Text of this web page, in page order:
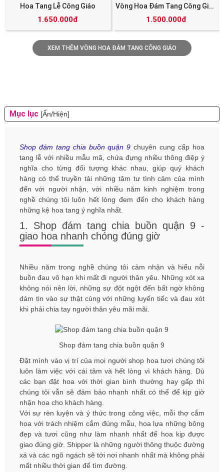
Hoa Tang Lễ Công Giáo
1.650.000đ
Vòng Hoa Đám Tang Công Giáo
1.500.000đ
XEM THÊM VÒNG HOA ĐÁM TANG CÔNG GIÁO
Mục lục [Ẩn/Hiện]
Shop đám tang chia buồn quận 9 chuyên cung cấp hoa
tang lễ với nhiều mẫu mã, chứa đựng nhiều thông điệp ý
nghĩa cho từng đối tượng khác nhau, giúp quý khách
hàng có thể truyền tải những tâm tư tình cảm của mình
đến với người nhận, với nhiều năm kinh nghiệm trong
nghề chúng tôi luôn hết lòng đem đến cho khách hàng
những kệ hoa tang ý nghĩa nhất.
1. Shop đám tang chia buồn quận 9 -
giao hoa nhanh chóng đúng giờ
Nhiều năm trong nghề chúng tôi cảm nhận và hiểu nỗi
buồn đau vô hạn khi mất đi người thân yêu. Những xót xa
không nói nên lời, những sự đột ngột đến bất ngờ không
dám tin vào sự thật cùng với những luyến tiếc và đau xót
khi phải chia tay người thân yêu mãi mãi.
Shop đám tang chia buồn quận 9
Đặt mình vào vị trí của mọi người shop hoa tươi chúng tôi
luôn làm việc với cái tâm và hết lòng vì khách hàng. Dù
các bạn đặt hoa với thời gian bình thường hay gấp thì
chúng tôi vẫn sẽ đảm bảo nhanh nhất có thể để kịp giờ
nhận hoa cho khách hàng.
Với sự rèn luyện và ý thức trong công việc, mỗi thợ cắm
hoa với trách nhiệm cắm đúng mẫu, hoa lựa những bông
đẹp và tươi cũng như làm nhanh nhất để hoa kịp được
giao đúng giờ. Shipper là những người thông thuộc đường
xá và các ngõ ngách sẽ tới nơi nhanh nhất mà không phải
mất nhiều thời gian để tìm đường.